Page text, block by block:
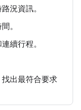
況資訊。
。
續行程。
出最符合要求